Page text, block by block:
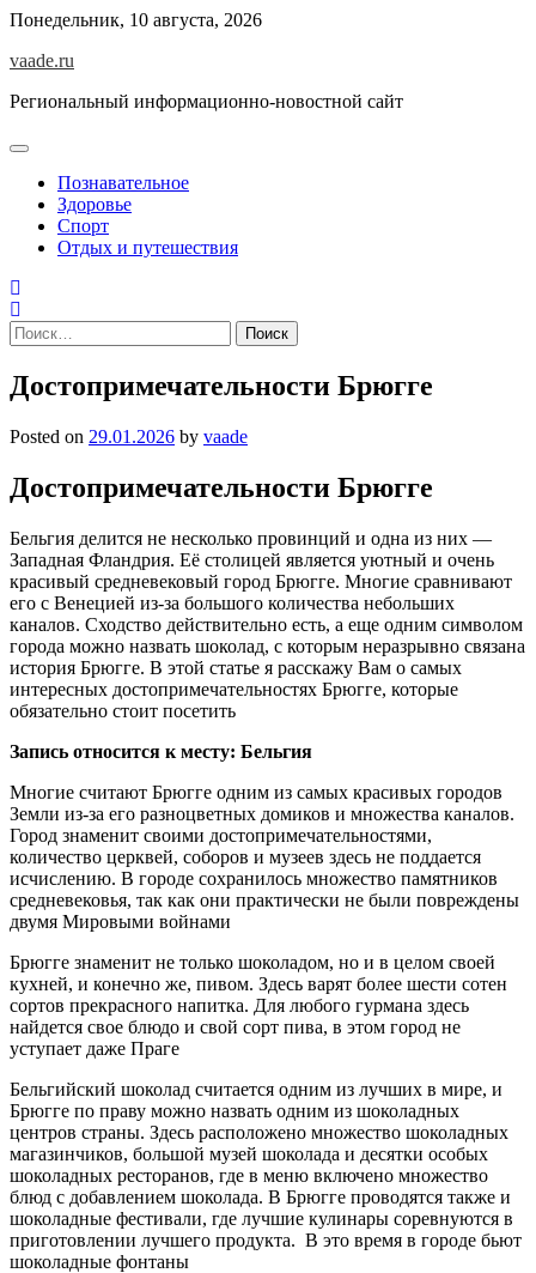
Skip
content
Понедельник, 10 августа, 2026
vaade.ru
Региональный информационно-новостной сайт
Познавательное
Здоровье
Спорт
Отдых и путешествия
Найти:
Достопримечательности Брюгге
Posted on 29.01.2026 by vaade
Достопримечательности Брюгге
Бельгия делится не несколько провинций и одна из них —
Западная Фландрия. Её столицей является уютный и очень
красивый средневековый город Брюгге. Многие сравнивают
его с Венецией из-за большого количества небольших
каналов. Сходство действительно есть, а еще одним символом
города можно назвать шоколад, с которым неразрывно связана
история Брюгге. В этой статье я расскажу Вам о самых
интересных достопримечательностях Брюгге, которые
обязательно стоит посетить
Запись относится к месту: Бельгия
Многие считают Брюгге одним из самых красивых городов
Земли из-за его разноцветных домиков и множества каналов.
Город знаменит своими достопримечательностями,
количество церквей, соборов и музеев здесь не поддается
исчислению. В городе сохранилось множество памятников
средневековья, так как они практически не были повреждены
двумя Мировыми войнами
Брюгге знаменит не только шоколадом, но и в целом своей
кухней, и конечно же, пивом. Здесь варят более шести сотен
сортов прекрасного напитка. Для любого гурмана здесь
найдется свое блюдо и свой сорт пива, в этом город не
уступает даже Праге
Бельгийский шоколад считается одним из лучших в мире, и
Брюгге по праву можно назвать одним из шоколадных
центров страны. Здесь расположено множество шоколадных
магазинчиков, большой музей шоколада и десятки особых
шоколадных ресторанов, где в меню включено множество
блюд с добавлением шоколада. В Брюгге проводятся также и
шоколадные фестивали, где лучшие кулинары соревнуются в
приготовлении лучшего продукта. В это время в городе бьют
шоколадные фонтаны